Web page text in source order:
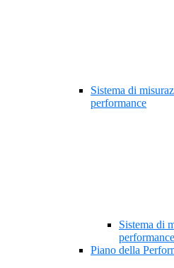
Sistema di
performance
Sistema di
performance
Piano della